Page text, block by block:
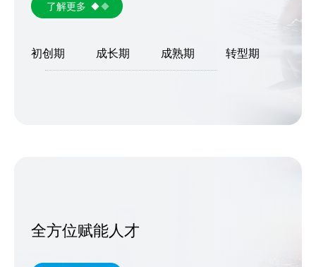
了解更多
初创期 成长期 成熟期 转型期
全方位赋能人才